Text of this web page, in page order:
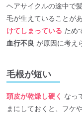
ヘアサイクルの途中で
毛が生えていることが
けてしまっている ため
血行不良 が原因に考え
毛根が短い
頭皮が乾燥し硬く なっ
まにしておくと、フケ